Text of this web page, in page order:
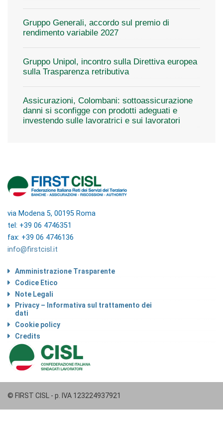
Gruppo Generali, accordo sul premio di
rendimento variabile 2027
Gruppo Unipol, incontro sulla Direttiva europea
sulla Trasparenza retributiva
Assicurazioni, Colombani: sottoassicurazione
danni si sconfigge con prodotti adeguati e
investendo sulle lavoratrici e sui lavoratori
via Modena 5, 00195 Roma
tel: +39 06 4746351
fax: +39 06 4746136
info@firstcisl.it
Amministrazione Trasparente
Codice Etico
Note Legali
Privacy – Informativa sul trattamento dei
dati
Cookie policy
Credits
© FIRST CISL - p. IVA 123224937921